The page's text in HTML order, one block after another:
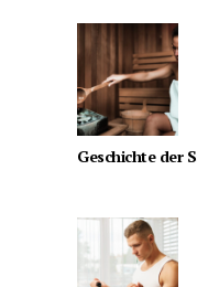
Geschichte der